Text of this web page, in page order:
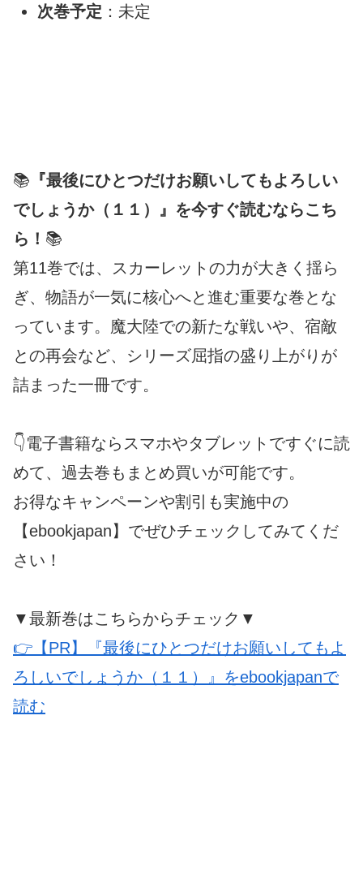
次巻予定 ：未定
📚 『最後にひとつだけお願いしてもよろしい
でしょうか（１１）』を今すぐ読むならこち
ら！ 📚
第11巻では、スカーレットの力が大きく揺ら
ぎ、物語が一気に核心へと進む重要な巻とな
っています。魔大陸での新たな戦いや、宿敵
との再会など、シリーズ屈指の盛り上がりが
詰まった一冊です。
👇電子書籍ならスマホやタブレットですぐに読
めて、過去巻もまとめ買いが可能です。
お得なキャンペーンや割引も実施中の
【ebookjapan】でぜひチェックしてみてくだ
さい！
▼最新巻はこちらからチェック▼
👉【PR】『最後にひとつだけお願いしてもよ
ろしいでしょうか（１１）』をebookjapanで
読む